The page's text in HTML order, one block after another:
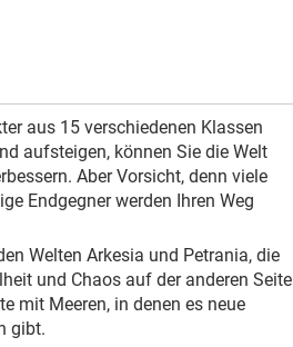
aus 15 verschiedenen Klassen
aufsteigen, können Sie die Welt
Aber Vorsicht, denn viele
Endgegner werden Ihren Weg
Welten Arkesia und Petrania, die
und Chaos auf der anderen Seite
mit Meeren, in denen es neue
gibt.